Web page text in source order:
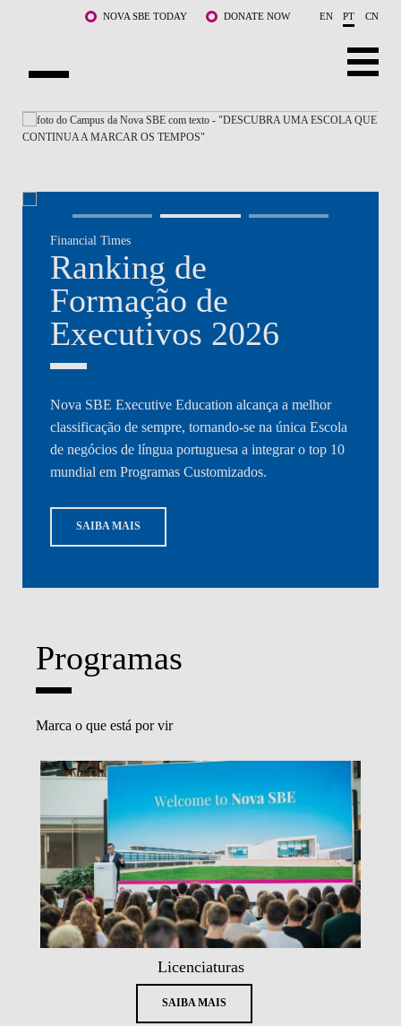
Saltar para o conteúdo principalNOVA SBE TODAY DONATE NOW EN PT CN
SOBRE NÓS
DOCENTES E INVESTIGAÇÃO
COMUNIDADE
LIFE AT NOVA SBE
WHAT'S HAPPENING
Financial Times
Ranking de
Formação de
Executivos 2026
Nova SBE Executive Education alcança a melhor
classificação de sempre, tornando-se na única Escola
de negócios de língua portuguesa a integrar o top 10
mundial em Programas Customizados.
SAIBA MAIS
Programas
Marca o que está por vir
Licenciaturas
SAIBA MAIS